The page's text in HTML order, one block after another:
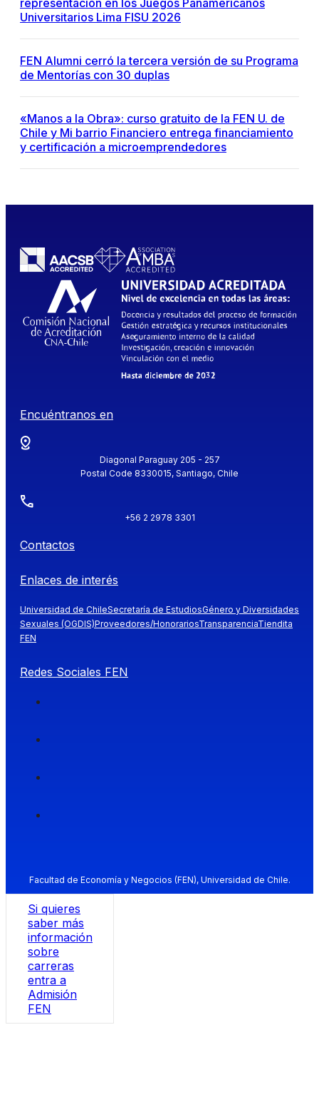
representación en los Juegos Panamericanos
Universitarios Lima FISU 2026
FEN Alumni cerró la tercera versión de su Programa
de Mentorías con 30 duplas
«Manos a la Obra»: curso gratuito de la FEN U. de
Chile y Mi barrio Financiero entrega financiamiento
y certificación a microemprendedores
Encuéntranos en
Diagonal Paraguay 205 - 257
Postal Code 8330015, Santiago, Chile
+56 2 2978 3301
Contactos
Enlaces de interés
Universidad de ChileSecretaría de EstudiosGénero y Diversidades
Sexuales (OGDIS)Proveedores/HonorariosTransparenciaTiendita
FEN
Redes Sociales FEN
Facultad de Economía y Negocios (FEN), Universidad de Chile.
Si quieres
saber más
información
sobre
carreras
entra a
Admisión
FEN